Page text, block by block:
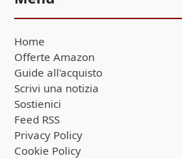
Home
Offerte Amazon
Guide all'acquisto
Scrivi una notizia
Sostienici
Feed RSS
Privacy Policy
Cookie Policy